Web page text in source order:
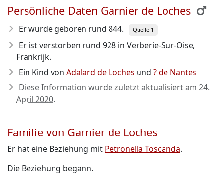
Persönliche Daten Garnier de Loches
Er wurde geboren rund 844. Quelle 1
Er ist verstorben rund 928 in Verberie-Sur-Oise,
Frankrijk.
Ein Kind von Adalard de Loches und ? de Nantes
Diese Information wurde zuletzt aktualisiert am 24.
April 2020.
Familie von Garnier de Loches
Er hat eine Beziehung mit Petronella Toscanda.
Die Beziehung begann.